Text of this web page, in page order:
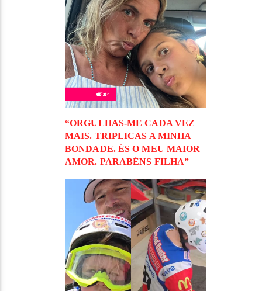
“ORGULHAS-ME CADA VEZ
MAIS. TRIPLICAS A MINHA
BONDADE. ÉS O MEU MAIOR
AMOR. PARABÉNS FILHA”